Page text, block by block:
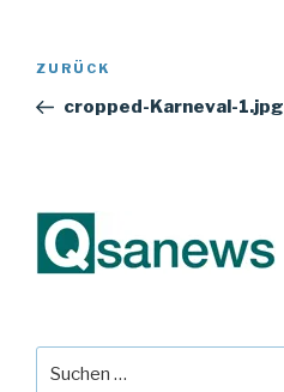
Beitragsnavigation
Vorheriger
Beitrag
ZURÜCK
cropped-Karneval-1.jpg